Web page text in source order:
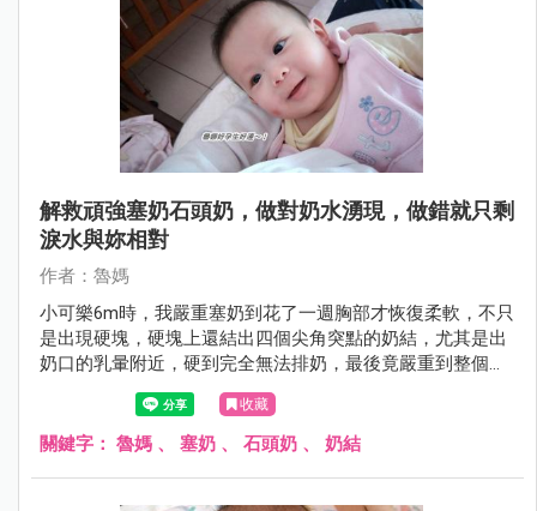
解救頑強塞奶石頭奶，做對奶水湧現，做錯就只剩
淚水與妳相對
作者：魯媽
小可樂6m時，我嚴重塞奶到花了一週胸部才恢復柔軟，不只
是出現硬塊，硬塊上還結出四個尖角突點的奶結，尤其是出
奶口的乳暈附近，硬到完全無法排奶，最後竟嚴重到整個奶
都變成大石頭，拯救塞奶石頭奶奶結的辦法，我分享在文章
裡，分享給需要的偉大母奶媽媽們。
收藏
關鍵字： 魯媽 、 塞奶 、 石頭奶 、 奶結